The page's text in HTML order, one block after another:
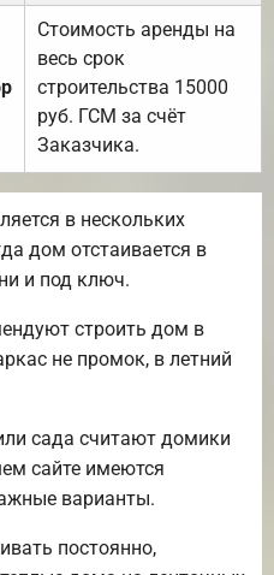
Стоимость аренды на
весь срок
строительства 15000
руб. ГСМ за счёт
Заказчика.
в нескольких
дом отстаивается в
и под ключ.
строить дом в
не промок, в летний
сада считают домики
сайте имеются
варианты.
постоянно,